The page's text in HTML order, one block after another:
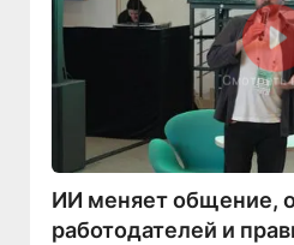
Смотреть
ИИ меняет общение,
работодателей и